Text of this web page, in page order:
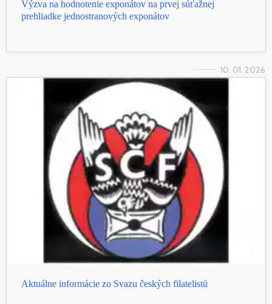
Výzva na hodnotenie exponátov na prvej súťažnej
prehliadke jednostranových exponátov
10. 01. 2026
Aktuálne informácie zo Svazu českých filatelistů